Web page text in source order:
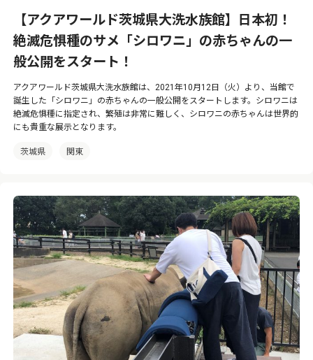
【アクアワールド茨城県大洗水族館】日本初！
絶滅危惧種のサメ「シロワニ」の赤ちゃんの一
般公開をスタート！
アクアワールド茨城県大洗水族館は、2021年10月12日（火）より、当館で
誕生した「シロワニ」の赤ちゃんの一般公開をスタートします。シロワニは
絶滅危惧種に指定され、繁殖は非常に難しく、シロワニの赤ちゃんは世界的
にも貴重な展示となります。
茨城県 関東